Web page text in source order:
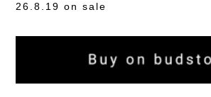
26.8.19 on sale